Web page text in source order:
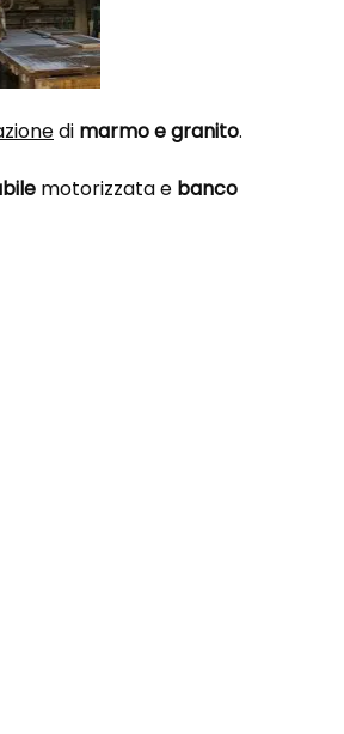
di marmo e granito.
motorizzata e banco